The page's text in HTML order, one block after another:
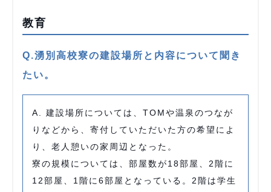
教育
Q.湧別高校寮の建設場所と内容について聞き
たい。
A. 建設場所については、TOMや温泉のつなが
りなどから、寄付していただいた方の希望によ
り、老人憩いの家周辺となった。
寮の規模については、部屋数が18部屋、2階に
12部屋、1階に6部屋となっている。2階は学生